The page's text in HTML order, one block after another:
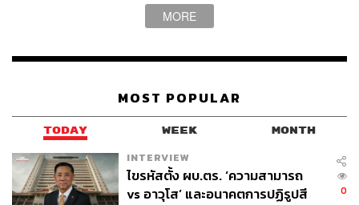
MORE
MOST POPULAR
TODAY WEEK MONTH
INTERVIEW
ไขรหัสตั้ง ผบ.ตร. ‘ความสามารถ
vs อาวุโส’ และอนาคตการปฏิรูปสี
0